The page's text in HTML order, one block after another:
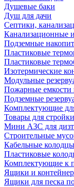
Душевые баки
Душ для дачи
Септики,
Канализационные
Подземные
Пластиковые
Пластиковые
Изотермические
Модульные
Пожарные емкости
Подземные
Комплектующие
Товары для стройки
Мини АЗС для
Строительные
Кабельные
Пластиковые
Комплектующие к
Ящики и
Ящики для песка